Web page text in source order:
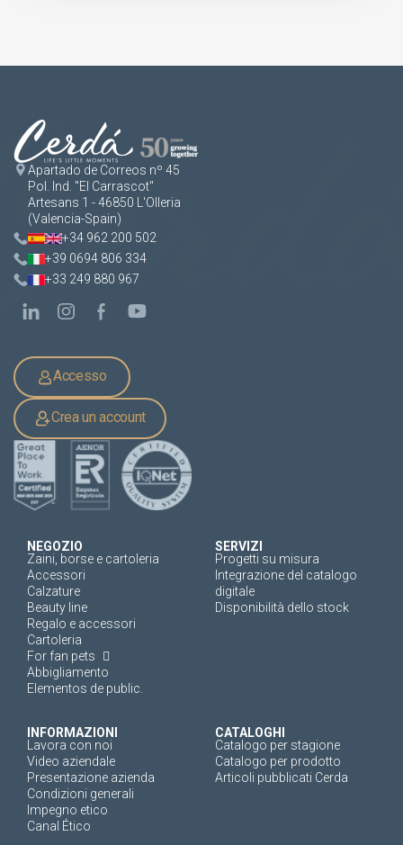
Apartado de Correos nº 45
Pol. Ind. "El Carrascot"
Artesans 1 - 46850 L'Olleria
(Valencia-Spain)
+34 962 200 502
+39 0694 806 334
+33 249 880 967
Accesso
Crea un account
NEGOZIO
Zaini, borse e cartoleria
Accessori
Calzature
Beauty line
Regalo e accessori
Cartoleria
For fan pets
Abbigliamento
Elementos de public.
SERVIZI
Progetti su misura
Integrazione del catalogo
digitale
Disponibilità dello stock
INFORMAZIONI
Lavora con noi
Video aziendale
Presentazione azienda
Condizioni generali
Impegno etico
Canal Ético
CATALOGHI
Catalogo per stagione
Catalogo per prodotto
Articoli pubblicati Cerda